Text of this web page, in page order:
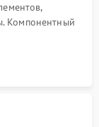
Компонентный
и замена